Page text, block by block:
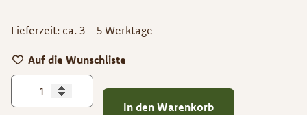
Lieferzeit: ca. 3 - 5 Werktage
Auf die Wunschliste
In den Warenkorb